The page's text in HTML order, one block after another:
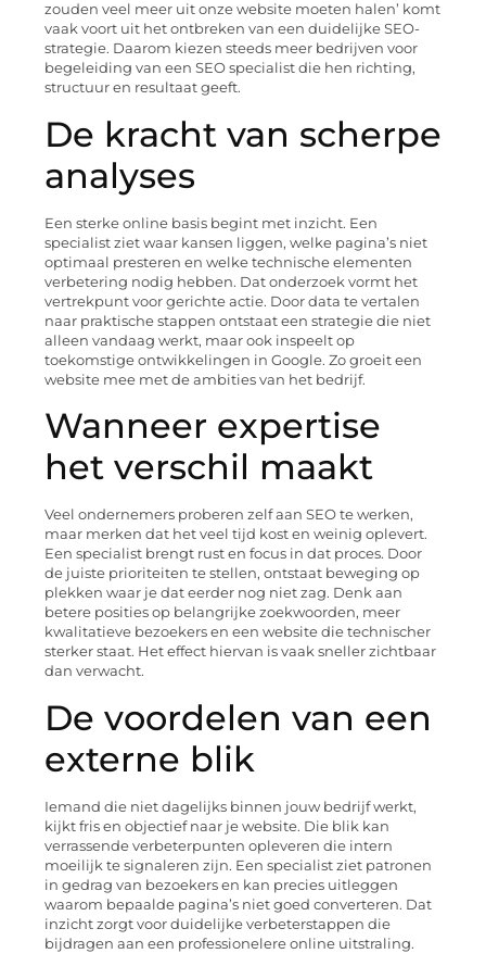
zouden veel meer uit onze website moeten halen’ komt
vaak voort uit het ontbreken van een duidelijke SEO-
strategie. Daarom kiezen steeds meer bedrijven voor
begeleiding van een SEO specialist die hen richting,
structuur en resultaat geeft.
De kracht van scherpe
analyses
Een sterke online basis begint met inzicht. Een
specialist ziet waar kansen liggen, welke pagina’s niet
optimaal presteren en welke technische elementen
verbetering nodig hebben. Dat onderzoek vormt het
vertrekpunt voor gerichte actie. Door data te vertalen
naar praktische stappen ontstaat een strategie die niet
alleen vandaag werkt, maar ook inspeelt op
toekomstige ontwikkelingen in Google. Zo groeit een
website mee met de ambities van het bedrijf.
Wanneer expertise
het verschil maakt
Veel ondernemers proberen zelf aan SEO te werken,
maar merken dat het veel tijd kost en weinig oplevert.
Een specialist brengt rust en focus in dat proces. Door
de juiste prioriteiten te stellen, ontstaat beweging op
plekken waar je dat eerder nog niet zag. Denk aan
betere posities op belangrijke zoekwoorden, meer
kwalitatieve bezoekers en een website die technischer
sterker staat. Het effect hiervan is vaak sneller zichtbaar
dan verwacht.
De voordelen van een
externe blik
Iemand die niet dagelijks binnen jouw bedrijf werkt,
kijkt fris en objectief naar je website. Die blik kan
verrassende verbeterpunten opleveren die intern
moeilijk te signaleren zijn. Een specialist ziet patronen
in gedrag van bezoekers en kan precies uitleggen
waarom bepaalde pagina’s niet goed converteren. Dat
inzicht zorgt voor duidelijke verbeterstappen die
bijdragen aan een professionelere online uitstraling.